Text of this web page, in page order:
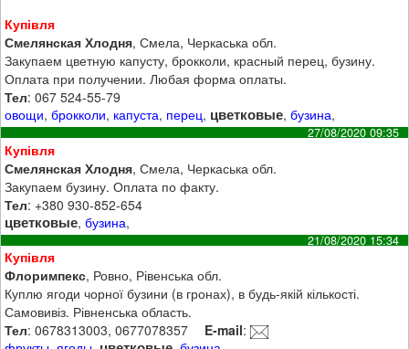
Купівля
Смелянская Хлодня, Смела, Черкаська обл.
Закупаем цветную капусту, брокколи, красный перец, бузину.
Оплата при получении. Любая форма оплаты.
Тел: 067 524-55-79
овощи,брокколи, капуста, перец, цветковые,бузина,
27/08/2020 09:35
Купівля
Смелянская Хлодня, Смела, Черкаська обл.
Закупаем бузину. Оплата по факту.
Тел: +380 930-852-654
цветковые,бузина,
21/08/2020 15:34
Купівля
Флоримпекс, Ровно, Рівенська обл.
Куплю ягоди чорної бузини (в гронах), в будь-якій кількості.
Самовивіз. Рівненська область.
Тел: 0678313003, 0677078357 E-mail: